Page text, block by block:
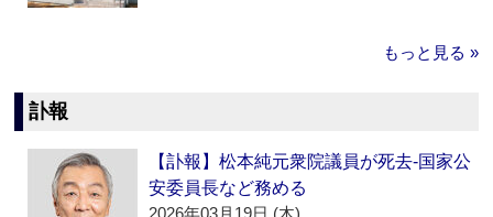
もっと見る »
訃報
【訃報】松本純元衆院議員が死去‐国家公
安委員長など務める